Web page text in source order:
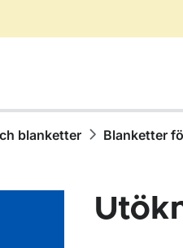
blanketter Blanketter